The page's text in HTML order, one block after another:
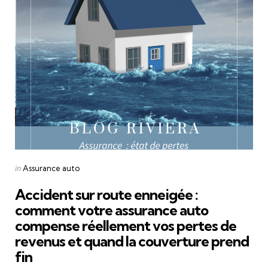
Categories
Posted
inAssurance auto
Accident sur route enneigée :
comment votre assurance auto
compense réellement vos pertes de
revenus et quand la couverture prend
fin